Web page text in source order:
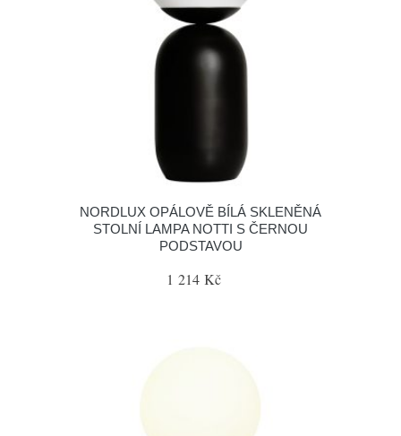
NORDLUX OPÁLOVĚ BÍLÁ SKLENĚNÁ
STOLNÍ LAMPA NOTTI S ČERNOU
PODSTAVOU
1 214 Kč